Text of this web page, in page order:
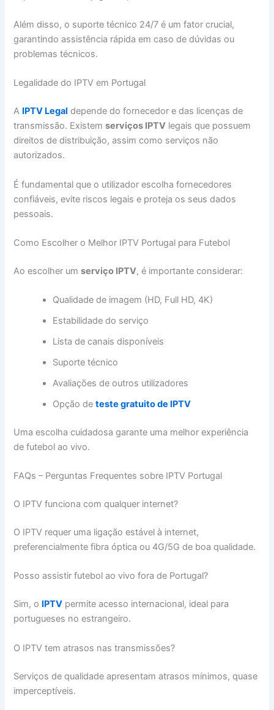
Além disso, o suporte técnico 24/7 é um fator crucial,
garantindo assistência rápida em caso de dúvidas ou
problemas técnicos.
Legalidade do IPTV em Portugal
A IPTV Legal depende do fornecedor e das licenças de
transmissão. Existemserviços IPTV legais que possuem
direitos de distribuição, assim como serviços não
autorizados.
É fundamental que o utilizador escolha fornecedores
confiáveis, evite riscos legais e proteja os seus dados
pessoais.
Como Escolher o Melhor IPTV Portugal para Futebol
Ao escolher umserviço IPTV, é importante considerar:
Qualidade de imagem (HD, Full HD, 4K)
Estabilidade do serviço
Lista de canais disponíveis
Suporte técnico
Avaliações de outros utilizadores
Opção deteste gratuito de IPTV
Uma escolha cuidadosa garante uma melhor experiência
de futebol ao vivo.
FAQs – Perguntas Frequentes sobre IPTV Portugal
O IPTV funciona com qualquer internet?
O IPTV requer uma ligação estável à internet,
preferencialmente fibra óptica ou 4G/5G de boa qualidade.
Posso assistir futebol ao vivo fora de Portugal?
Sim, o IPTV permite acesso internacional, ideal para
portugueses no estrangeiro.
O IPTV tem atrasos nas transmissões?
Serviços de qualidade apresentam atrasos mínimos, quase
imperceptíveis.